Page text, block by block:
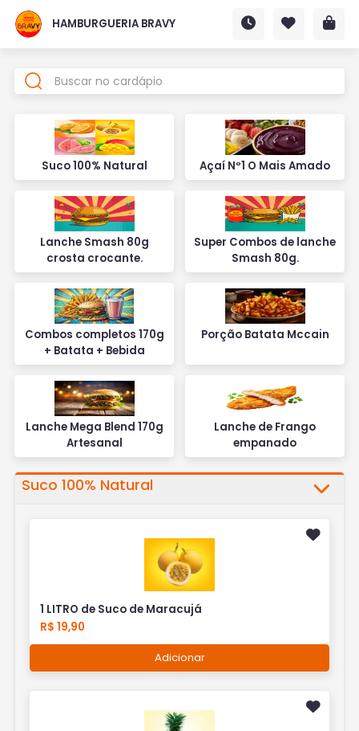
HAMBURGUERIA BRAVY
Suco 100% Natural Açaí Nº1 O Mais Amado
Lanche Smash 80g
crosta crocante.
Super Combos de lanche
Smash 80g.
Combos completos 170g
+ Batata + Bebida
Porção Batata Mccain
Lanche Mega Blend 170g
Artesanal
Lanche de Frango
empanado
Suco 100% Natural
1 LITRO de Suco de Maracujá
R$ 19,90
Adicionar